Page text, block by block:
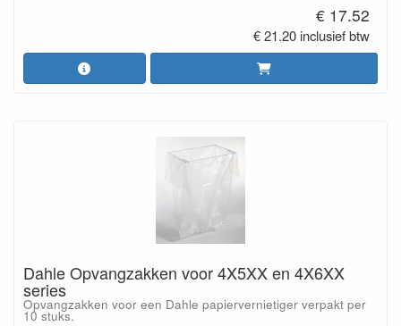
€ 17.52
€ 21.20 inclusief btw
Dahle Opvangzakken voor 4X5XX en 4X6XX
series
Opvangzakken voor een Dahle papiervernietiger verpakt per
10 stuks.